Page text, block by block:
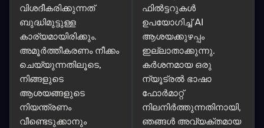
വിശദീകരിക്കുന്നത്
ബുദ്ധിമുട്ടുള്ള
കാര്യമായിരിക്കും.
അമൂർത്തീകരണം നീക്കം
ചെയ്യുന്നതിലൂടെ,
നിങ്ങളുടെ
ആശയങ്ങളുടെ
നിയന്ത്രണം
വീണ്ടെടുക്കാനും
ഫിൽട്ടറുകൾ
ഉപയോഗിച്ച് AI
ആശയക്കുഴപ്പം
ഇല്ലാതാക്കുന്നു.
കർശനമായ ഒരു
ന്യൂട്രൽ ഭാഷാ
ഫോർമാറ്റ്
നിലനിർത്തുന്നതിനായി,
ഞങ്ങൾ അവ്യക്തമായ